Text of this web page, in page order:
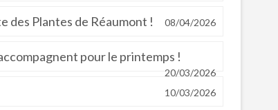
des Plantes de Réaumont ! 08/04/2026
pour le printemps !
20/03/2026
10/03/2026